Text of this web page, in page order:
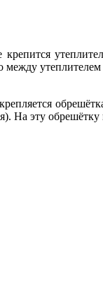
между
На эту